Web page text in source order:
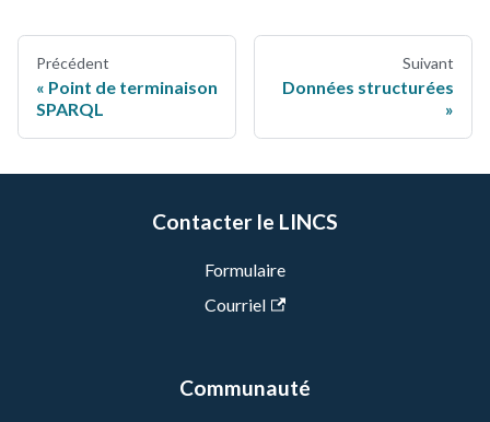
Précédent
Point de terminaison
SPARQL
Suivant
Données structurées
Contacter le LINCS
Formulaire
Courriel
Communauté